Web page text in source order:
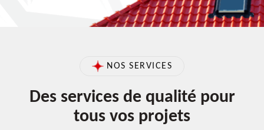
NOS SERVICES
Des services de qualité pour
tous vos projets